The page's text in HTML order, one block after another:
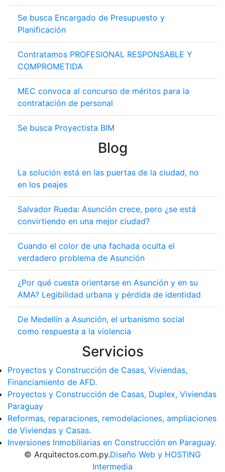
Se busca Encargado de Presupuesto y
Planificación
Contratamos PROFESIONAL RESPONSABLE Y
COMPROMETIDA
MEC convoca al concurso de méritos para la
contratación de personal
Se busca Proyectista BIM
Blog
La solución está en las puertas de la ciudad, no
en los peajes
Salvador Rueda: Asunción crece, pero ¿se está
convirtiendo en una mejor ciudad?
Cuando el color de una fachada oculta el
verdadero problema de Asunción
¿Por qué cuesta orientarse en Asunción y en su
AMA? Legibilidad urbana y pérdida de identidad
De Medellín a Asunción, el urbanismo social
como respuesta a la violencia
Servicios
Proyectos y Construcción de Casas, Viviendas,
Financiamiento de AFD.
Proyectos y Construcción de Casas, Duplex, Viviendas
Paraguay
Reformas, reparaciones, remodelaciones, ampliaciones
de Viviendas y Casas.
Inversiones Inmobiliarias en Construcción en Paraguay.
© Arquitectos.com.py.Diseño Web y HOSTING
Intermedia